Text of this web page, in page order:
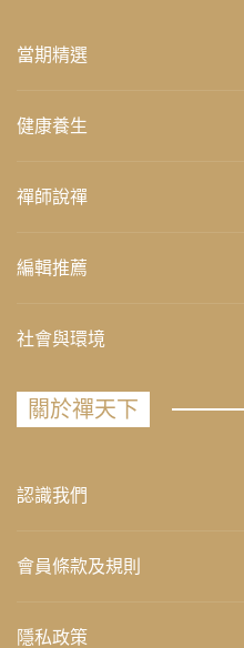
當期精選
健康養生
禪師說禪
編輯推薦
社會與環境
關於禪天下
認識我們
會員條款及規則
隱私政策